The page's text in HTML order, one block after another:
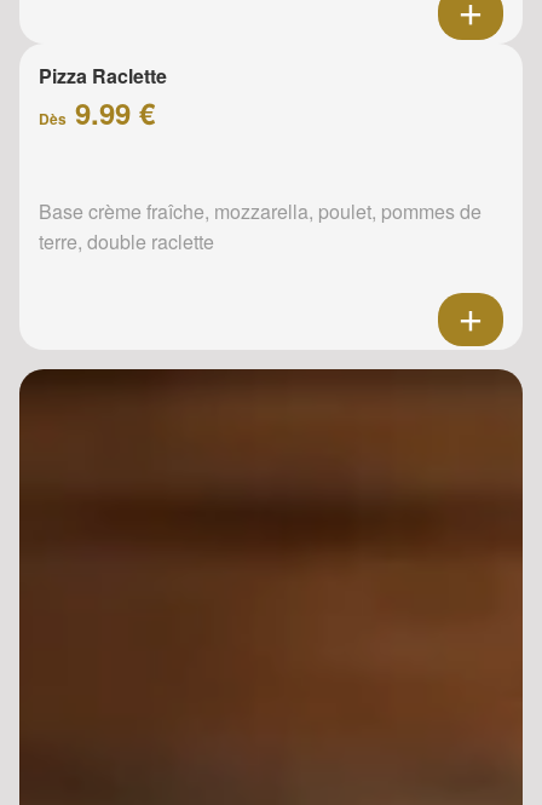
Pizza Raclette
Dès 9.99 €
Base crème fraîche, mozzarella, poulet, pommes de
terre, double raclette